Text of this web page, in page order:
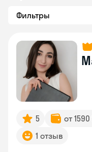
Фильтры
5 от
1 отзыв